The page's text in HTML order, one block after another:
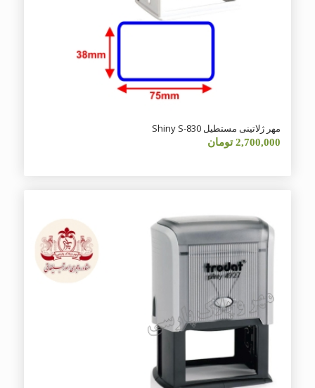
مهر ژلاتینی مستطیل Shiny S-830
2,700,000 تومان